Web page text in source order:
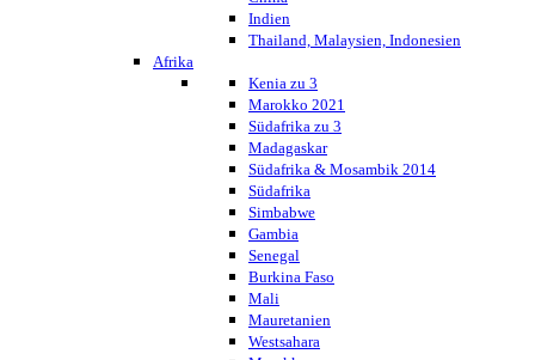
Indien
Thailand, Malaysien, Indonesien
Afrika
Kenia zu 3
Marokko 2021
Südafrika zu 3
Madagaskar
Südafrika & Mosambik 2014
Südafrika
Simbabwe
Gambia
Senegal
Burkina Faso
Mali
Mauretanien
Westsahara